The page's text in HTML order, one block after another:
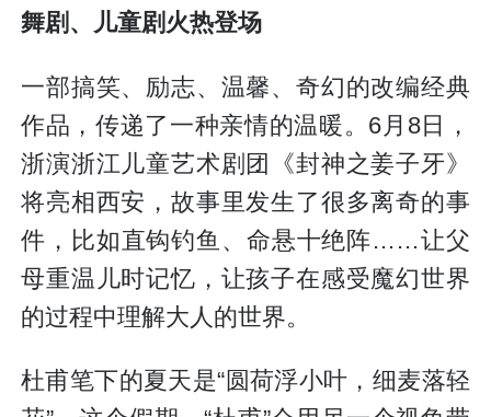
舞剧、儿童剧火热登场
一部搞笑、励志、温馨、奇幻的改编经典
作品，传递了一种亲情的温暖。6月8日，
浙演浙江儿童艺术剧团《封神之姜子牙》
将亮相西安，故事里发生了很多离奇的事
件，比如直钩钓鱼、命悬十绝阵……让父
母重温儿时记忆，让孩子在感受魔幻世界
的过程中理解大人的世界。
杜甫笔下的夏天是“圆荷浮小叶，细麦落轻